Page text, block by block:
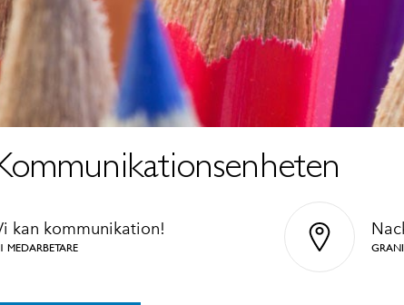
kan kommunikation!
MEDARBETARE